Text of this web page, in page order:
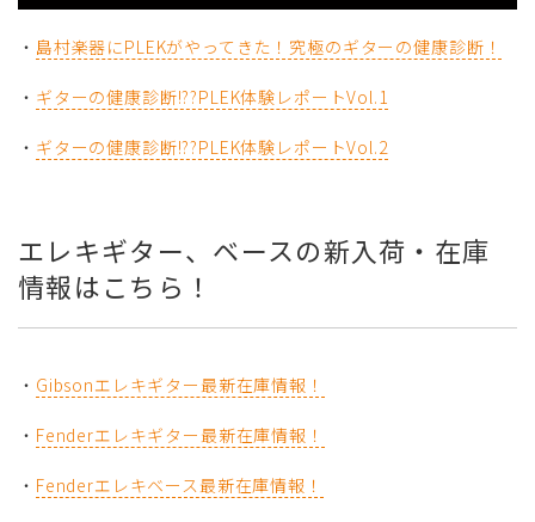
・ 島村楽器にPLEKがやってきた！究極のギターの健康診断！
・ ギターの健康診断!??PLEK体験レポートVol.1
・ ギターの健康診断!??PLEK体験レポートVol.2
エレキギター、ベースの新入荷・在庫
情報はこちら！
・ Gibsonエレキギター最新在庫情報！
・ Fenderエレキギター最新在庫情報！
・ Fenderエレキベース最新在庫情報！